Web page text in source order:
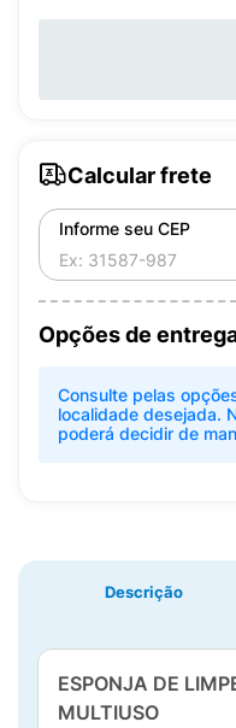
Calcular frete
Informe seu CEP
Opções de
Consulte pelas
localidade desejada.
poderá decidir de
Descrição
ESPONJA DE
MULTIUSO